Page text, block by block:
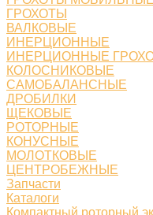
ГРОХОТЫ
ВАЛКОВЫЕ
ИНЕРЦИОННЫЕ
ИНЕРЦИОННЫЕ
КОЛОСНИКОВЫЕ
САМОБАЛАНСНЫЕ
ДРОБИЛКИ
ЩЕКОВЫЕ
РОТОРНЫЕ
КОНУСНЫЕ
МОЛОТКОВЫЕ
ЦЕНТРОБЕЖНЫЕ
Запчасти
Каталоги
Компактный роторный